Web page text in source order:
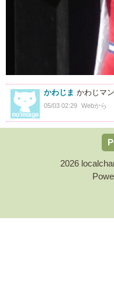
かわじま かわじマ
05/03 02:29 Webから
2026